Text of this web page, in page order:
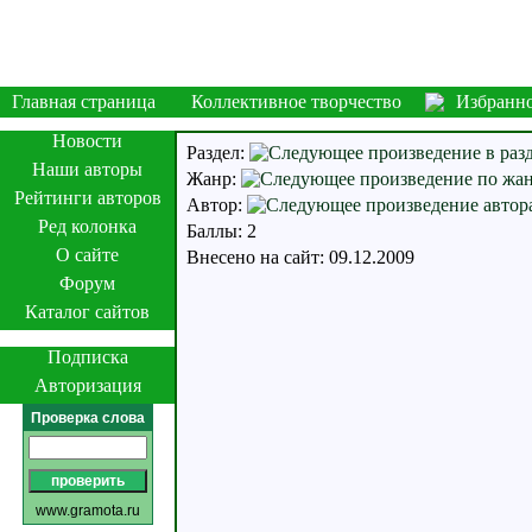
Главная страница Коллективное творчество
Новости
Наши авторы
Рейтинги авторов
Ред колонка
О сайте
Форум
Каталог сайтов
Подписка
Авторизация
Проверка слова
www.gramota.ru
Раздел:
Жанр:
Автор:
Баллы: 2
Внесено на сайт: 09.12.2009